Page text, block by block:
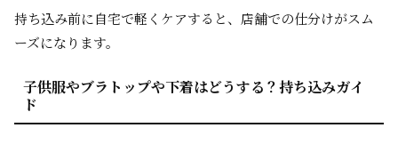
持ち込み前に自宅で軽くケアすると、店舗での仕分けがスム
ーズになります。
子供服やブラトップや下着はどうする？持ち込みガイ
ド